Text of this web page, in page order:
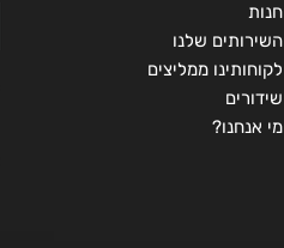
חנות
השירותים שלנו
לקוחותינו ממליצים
שידורים
מי אנחנו?